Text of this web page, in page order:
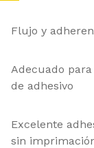
Flujo y
Adecuado
de adhesivo
Excelente
sin